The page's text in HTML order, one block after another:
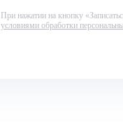
При нажатии на кнопку
условиями обработки